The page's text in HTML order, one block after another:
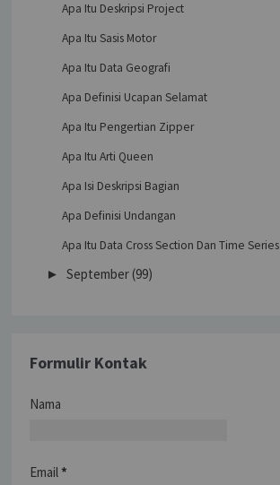
Apa Itu Deskripsi Project
Apa Itu Sasis Motor
Apa Itu Data Geografi
Apa Definisi Ucapan Selamat
Apa Itu Pengertian Zipper
Apa Itu Arti Queen
Apa Isi Deskripsi Bagian
Apa Definisi Undangan
Apa Itu Data Cross Section Dan Time Series
►September (99)
Formulir Kontak
Nama
Email*